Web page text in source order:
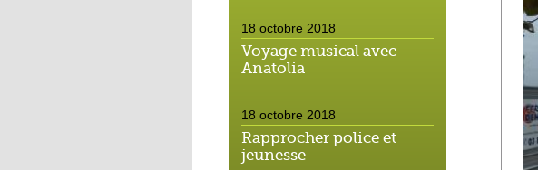
18 octobre 2018
Voyage musical avec
Anatolia
18 octobre 2018
Rapprocher police et
jeunesse